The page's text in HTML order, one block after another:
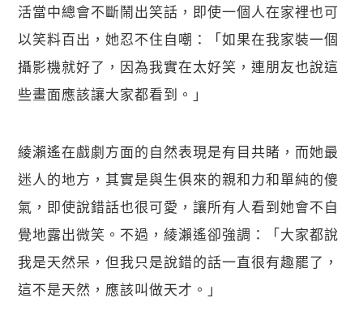
活當中總會不斷鬧出笑話，即使一個人在家裡也可
以笑料百出，她忍不住自嘲：「如果在我家裝一個
攝影機就好了，因為我實在太好笑，連朋友也說這
些畫面應該讓大家都看到。」
綾瀨遙在戲劇方面的自然表現是有目共睹，而她最
迷人的地方，其實是與生俱來的親和力和單純的傻
氣，即使說錯話也很可愛，讓所有人看到她會不自
覺地露出微笑。不過，綾瀨遙卻強調：「大家都說
我是天然呆，但我只是說錯的話一直很有趣罷了，
這不是天然，應該叫做天才。」